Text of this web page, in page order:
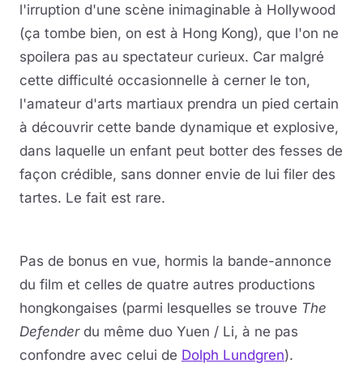
l'irruption d'une scène inimaginable à Hollywood
(ça tombe bien, on est à Hong Kong), que l'on ne
spoilera pas au spectateur curieux. Car malgré
cette difficulté occasionnelle à cerner le ton,
l'amateur d'arts martiaux prendra un pied certain
à découvrir cette bande dynamique et explosive,
dans laquelle un enfant peut botter des fesses de
façon crédible, sans donner envie de lui filer des
tartes. Le fait est rare.
Pas de bonus en vue, hormis la bande-annonce
du film et celles de quatre autres productions
hongkongaises (parmi lesquelles se trouve The
Defenderdu même duo Yuen / Li, à ne pas
confondre avec celui de Dolph Lundgren).